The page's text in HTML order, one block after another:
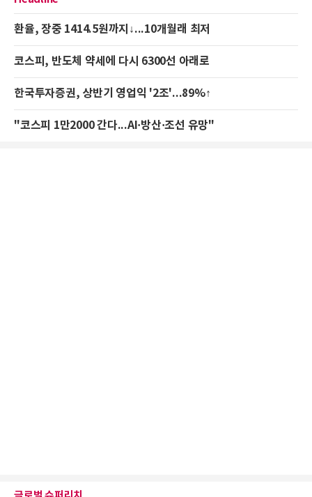
환율, 장중 1414.5원까지↓...10개월래 최저
코스피, 반도체 약세에 다시 6300선 아래로
한국투자증권, 상반기 영업익 '2조'...89%↑
"코스피 1만2000 간다...AI·방산·조선 유망"